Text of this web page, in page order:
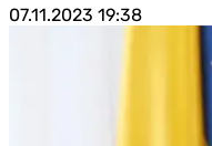
07.11.2023 19:38